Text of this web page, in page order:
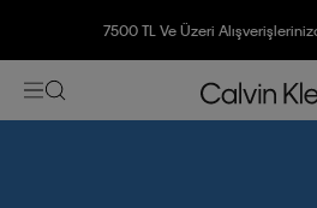
7500 TL Ve Üzeri